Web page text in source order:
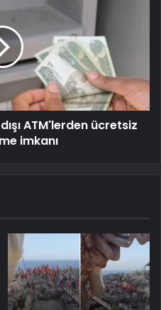
ATM'lerden ücretsiz
imkanı